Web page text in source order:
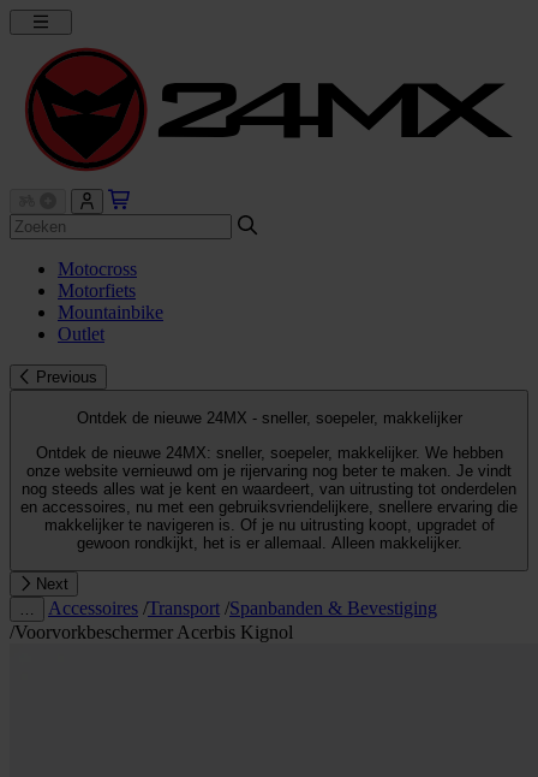
Motocross
Motorfiets
Mountainbike
Outlet
Previous
Ontdek de nieuwe 24MX - sneller, soepeler, makkelijker
Ontdek de nieuwe 24MX: sneller, soepeler, makkelijker. We hebben
onze website vernieuwd om je rijervaring nog beter te maken. Je vindt
nog steeds alles wat je kent en waardeert, van uitrusting tot onderdelen
en accessoires, nu met een gebruiksvriendelijkere, snellere ervaring die
makkelijker te navigeren is. Of je nu uitrusting koopt, upgradet of
gewoon rondkijkt, het is er allemaal. Alleen makkelijker.
Next
Accessoires /Transport /Spanbanden & Bevestiging
/Voorvorkbeschermer Acerbis Kignol